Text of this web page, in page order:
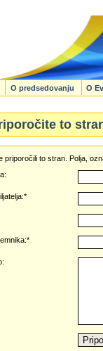
O predsedovanju O
to
priporočili to stran. Polja,